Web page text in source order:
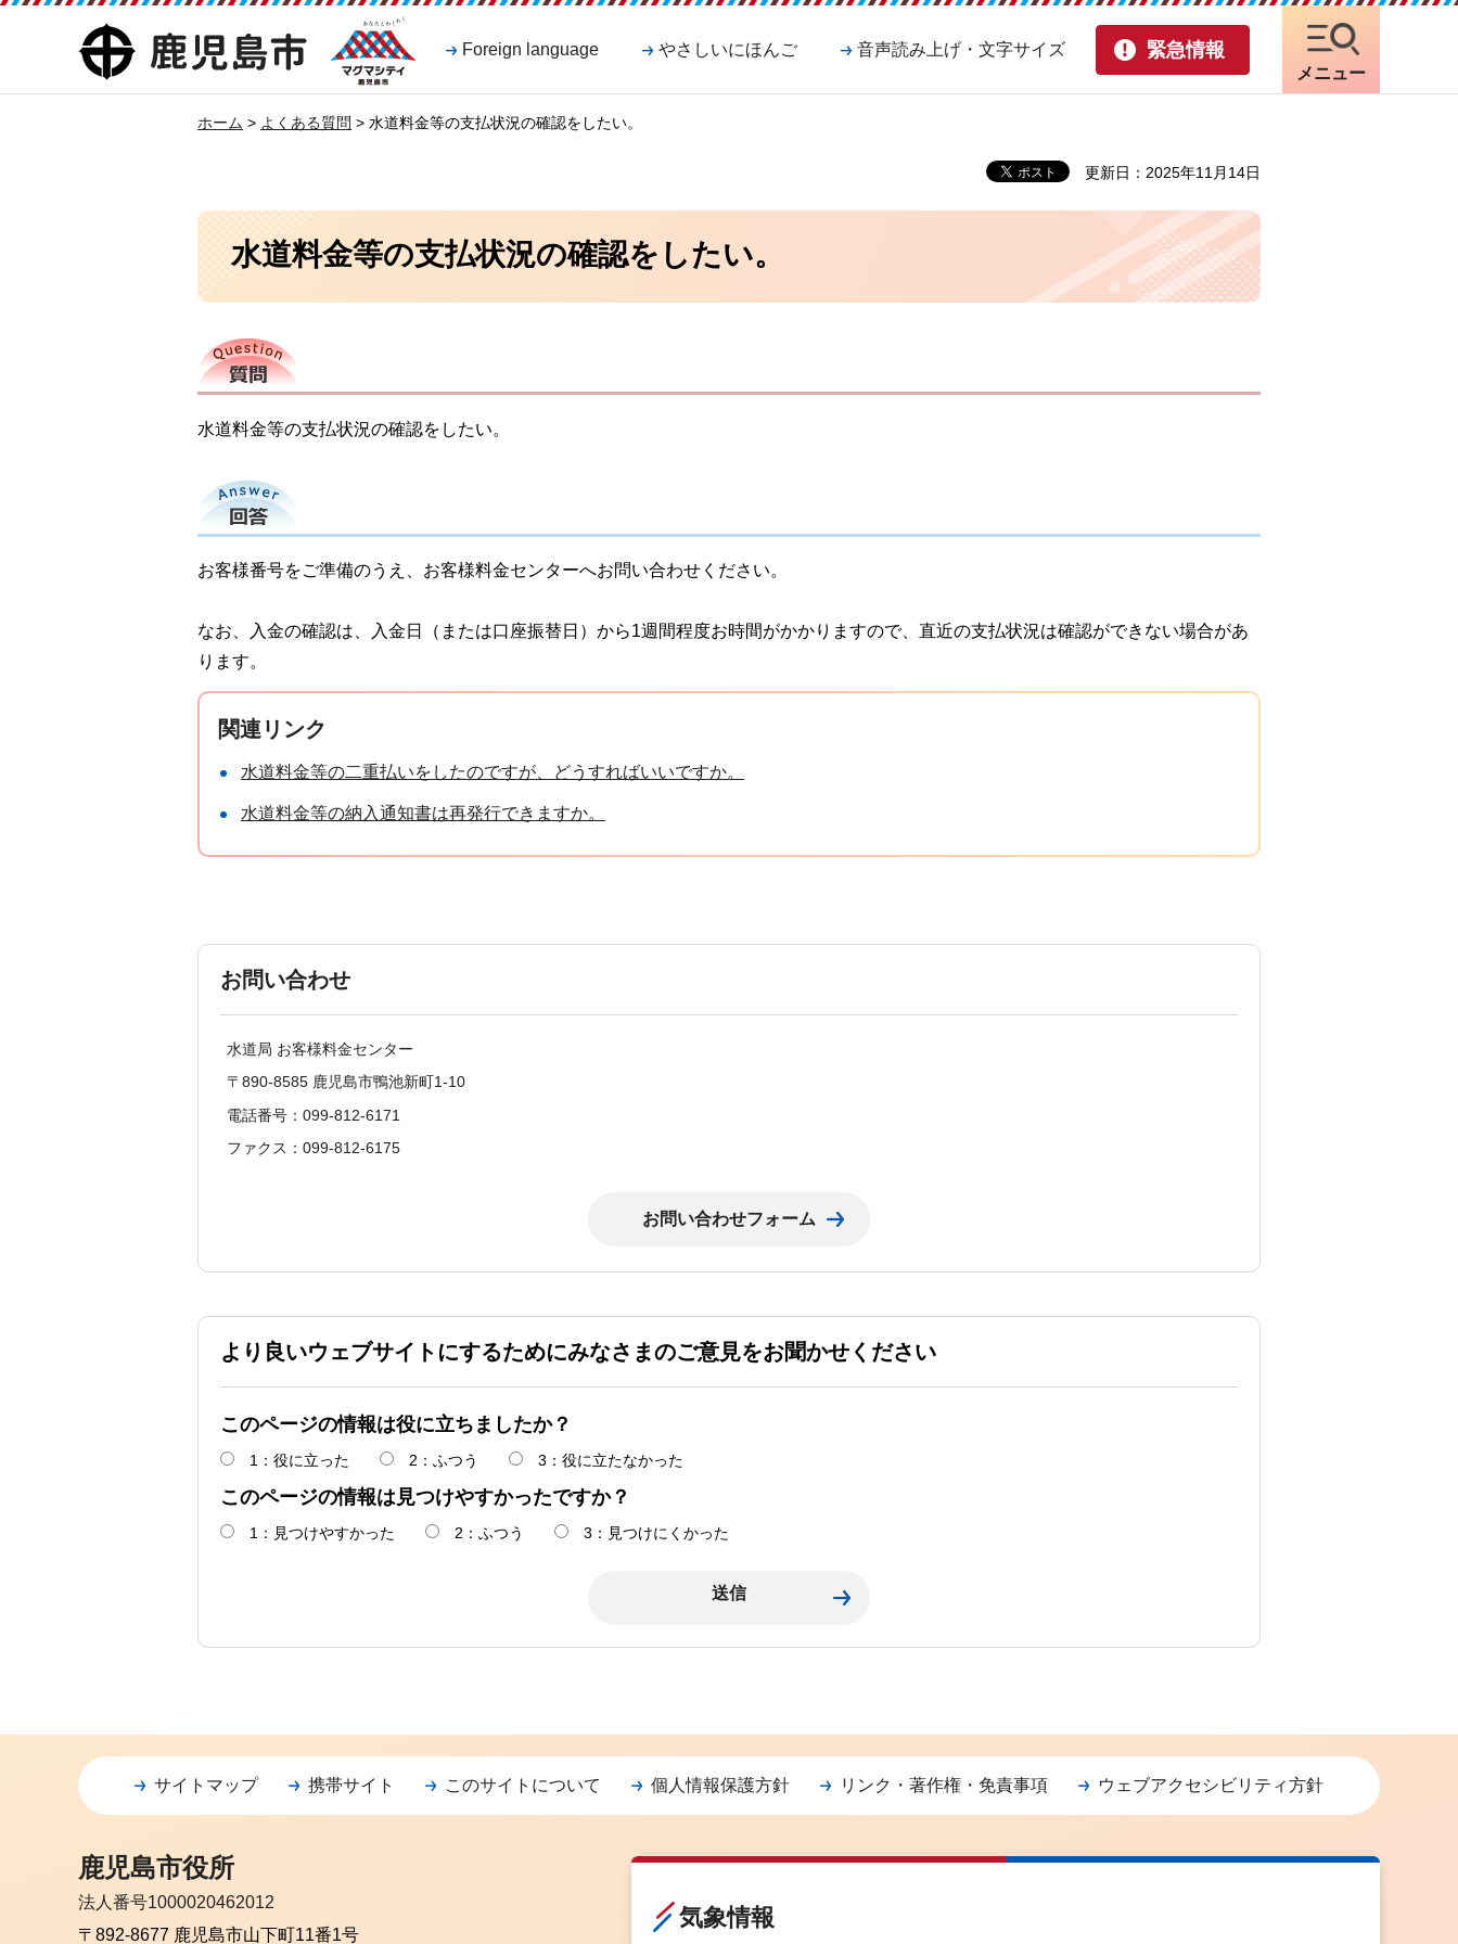
鹿児島市
マグマシティ
鹿児島市
Foreign language やさしいにほんご 音声読み上げ・文字サイズ 緊急情報
メニュー
ホーム > よくある質問 > 水道料金等の支払状況の確認をしたい。
更新日：2025年11月14日
水道料金等の支払状況の確認をしたい。
質問
水道料金等の支払状況の確認をしたい。
回答
お客様番号をご準備のうえ、お客様料金センターへお問い合わせください。
なお、入金の確認は、入金日（または口座振替日）から1週間程度お時間がかかりますので、直近の支払状況は確認ができない場合があ
ります。
関連リンク
水道料金等の二重払いをしたのですが、どうすればいいですか。
水道料金等の納入通知書は再発行できますか。
お問い合わせ
水道局 お客様料金センター
〒890-8585 鹿児島市鴨池新町1-10
電話番号：099-812-6171
ファクス：099-812-6175
より良いウェブサイトにするためにみなさまのご意見をお聞かせください
このページの情報は役に立ちましたか？
1：役に立った 2：ふつう 3：役に立たなかった
このページの情報は見つけやすかったですか？
1：見つけやすかった 2：ふつう 3：見つけにくかった
サイトマップ 携帯サイト このサイトについて 個人情報保護方針 リンク・著作権・免責事項 ウェブアクセシビリティ方針
鹿児島市役所
法人番号1000020462012
〒892-8677 鹿児島市山下町11番1号
気象情報